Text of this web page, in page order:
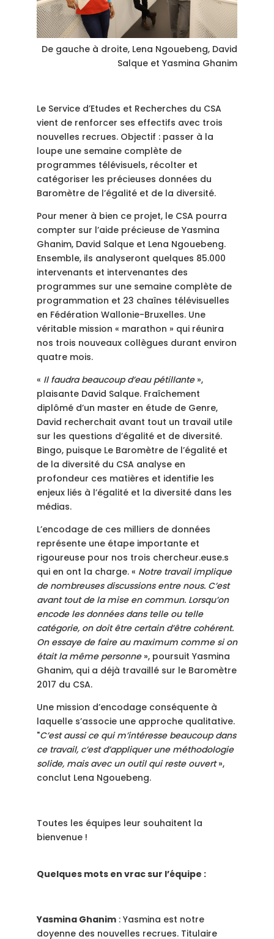
De gauche à droite, Lena Ngouebeng, David
Salque et Yasmina Ghanim
Le Service d’Etudes et Recherches du CSA
vient de renforcer ses effectifs avec trois
nouvelles recrues. Objectif : passer à la
loupe une semaine complète de
programmes télévisuels, récolter et
catégoriser les précieuses données du
Baromètre de l’égalité et de la diversité.
Pour mener à bien ce projet, le CSA pourra
compter sur l’aide précieuse de Yasmina
Ghanim, David Salque et Lena Ngouebeng.
Ensemble, ils analyseront quelques 85.000
intervenants et intervenantes des
programmes sur une semaine complète de
programmation et 23 chaînes télévisuelles
en Fédération Wallonie-Bruxelles. Une
véritable mission « marathon » qui réunira
nos trois nouveaux collègues durant environ
quatre mois.
« Il faudra beaucoup d’eau pétillante»,
plaisante David Salque. Fraîchement
diplômé d’un master en étude de Genre,
David recherchait avant tout un travail utile
sur les questions d’égalité et de diversité.
Bingo, puisque Le Baromètre de l’égalité et
de la diversité du CSA analyse en
profondeur ces matières et identifie les
enjeux liés à l’égalité et la diversité dans les
médias.
L’encodage de ces milliers de données
représente une étape importante et
rigoureuse pour nos trois chercheur.euse.s
qui en ont la charge. « Notre travail implique
de nombreuses discussions entre nous. C’est
avant tout de la mise en commun. Lorsqu’on
encode les données dans telle ou telle
catégorie, on doit être certain d’être cohérent.
On essaye de faire au maximum comme si on
était la même personne», poursuit Yasmina
Ghanim, qui a déjà travaillé sur le Baromètre
2017 du CSA.
Une mission d’encodage conséquente à
laquelle s’associe une approche qualitative.
"C’est aussi ce qui m’intéresse beaucoup dans
ce travail, c’est d’appliquer une méthodologie
solide, mais avec un outil qui reste ouvert»,
conclut Lena Ngouebeng.
Toutes les équipes leur souhaitent la
bienvenue !
Quelques mots en vrac sur l’équipe :
Yasmina Ghanim: Yasmina est notre
doyenne des nouvelles recrues. Titulaire